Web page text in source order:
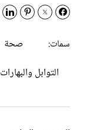
سمات:
صحة
التوابل والبهارات